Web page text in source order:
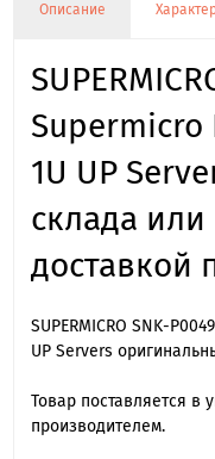
Описание
Supermicro
1U UP
склада или
доставкой
SUPERMICRO SNK-
UP Servers
Товар поставляется в
производителем.